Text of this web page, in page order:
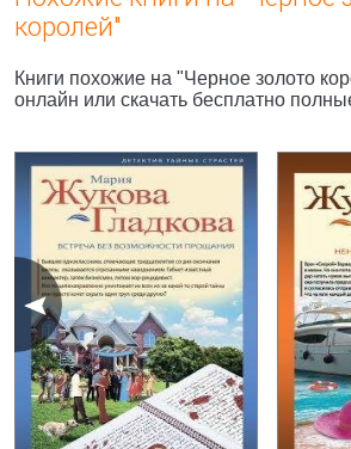
королей"
Книги похожие на "Черное золото
онлайн или скачать бесплатно